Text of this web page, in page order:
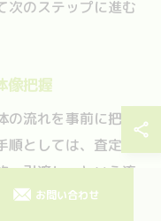
次のステップに進む
像把握
流れを事前に把握
としては、査定依
引渡し、という流
や注意点が異なり、
お問い合わせ